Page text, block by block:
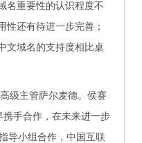
名重要性的认识程度不
性还有待进一步完善；
文域名的支持度相比桌
级主管萨尔麦德。侯赛
携手合作，在未来进一步
导小组合作，中国互联